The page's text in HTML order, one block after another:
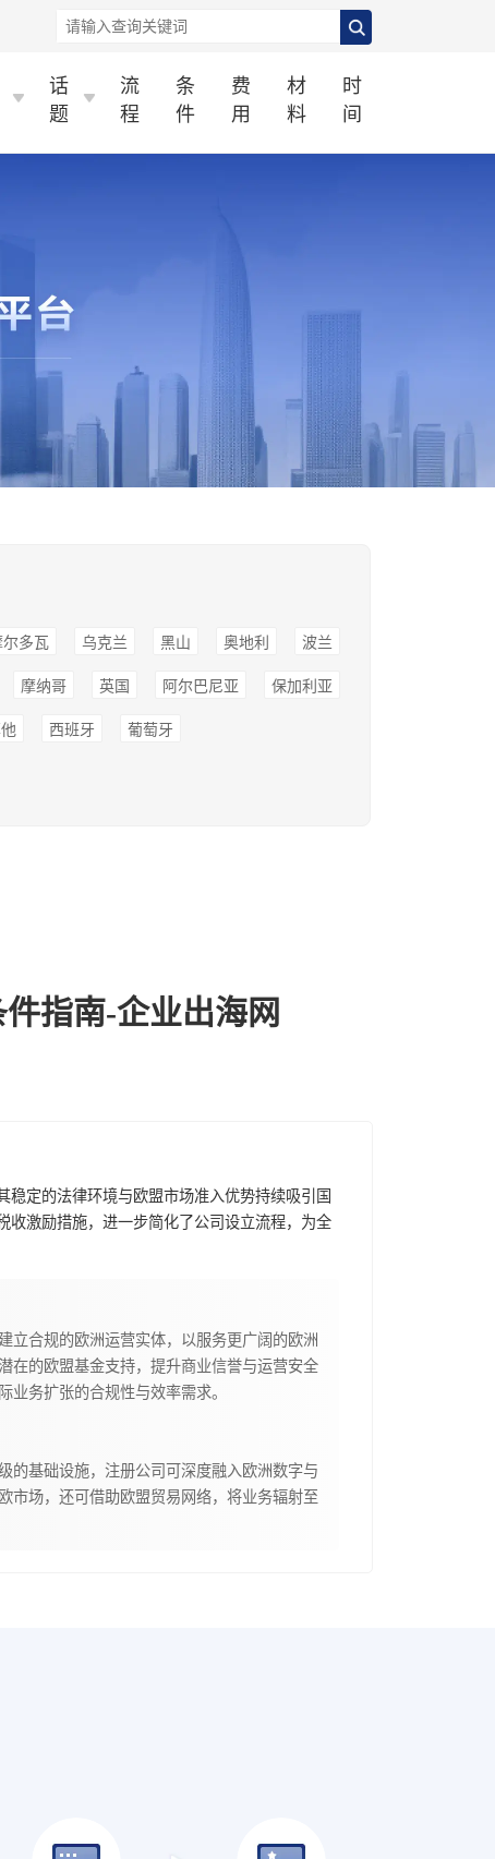
话
题
流
程
条
件
费
用
材
料
时
间
尔多瓦 乌克兰 黑山 奥地利 波兰
摩纳哥 英国 阿尔巴尼亚 保加利亚
西班牙 葡萄牙
指南-企业出海网
稳定的法律环境与欧盟市场准入优势持续吸引国
收激励措施，进一步简化了公司设立流程，为全
立合规的欧洲运营实体，以服务更广阔的欧洲
在的欧盟基金支持，提升商业信誉与运营安全
业务扩张的合规性与效率需求。
的基础设施，注册公司可深度融入欧洲数字与
市场，还可借助欧盟贸易网络，将业务辐射至